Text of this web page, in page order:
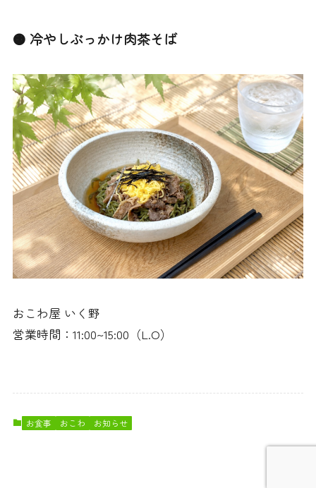
🟠 冷やしぶっかけ肉茶そば
おこわ屋 いく野
営業時間：11:00~15:00（L.O）
お食事 おこわ お知らせ